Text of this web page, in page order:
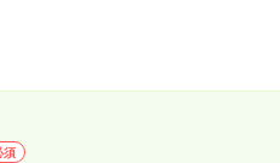
須